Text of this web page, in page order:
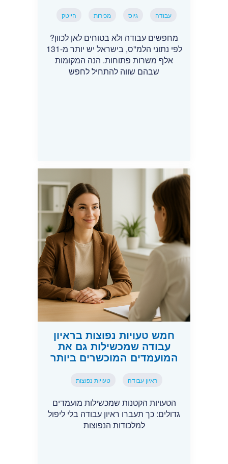
עבודה גיוס מכירות הייטק
מחפשים עבודה ולא בטוחים לאן לכוון?
לפי נתוני הלמ"ס, בישראל יש יותר מ-131
אלף משרות פתוחות. הנה המקומות
שבהם שווה להתחיל לחפש
חמש טעויות נפוצות בראיון
עבודה שמכשילות גם את
המועמדים המוכשרים ביותר
ראיון עבודה טעויות נפוצות
הטעויות הקטנות שמכשילות מועמדים
גדולים: כך תעברו ראיון עבודה בלי ליפול
למלכודות הנפוצות